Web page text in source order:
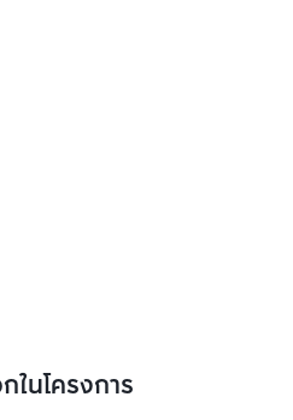
ในโครงการ